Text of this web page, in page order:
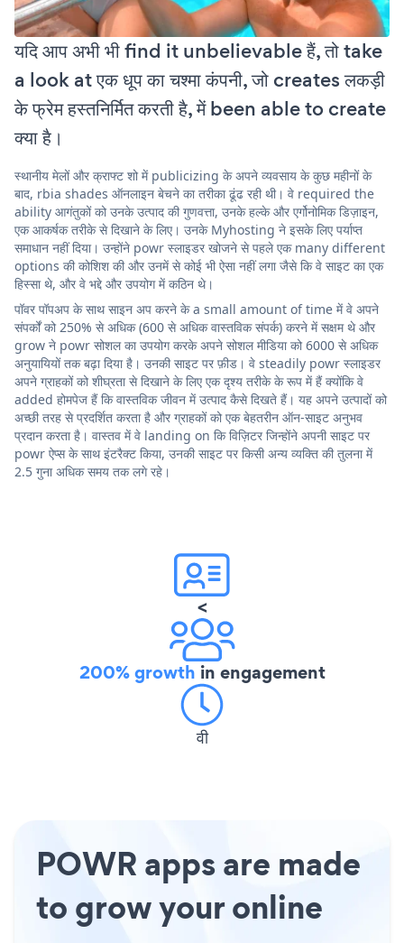
यदि आप अभी भी find it unbelievable हैं, तो take
a look at एक धूप का चश्मा कंपनी, जो creates लकड़ी
के फ्रेम हस्तनिर्मित करती है, में been able to create
क्या है।
स्थानीय मेलों और क्राफ्ट शो में publicizing के अपने व्यवसाय के कुछ महीनों के
बाद, rbia shades ऑनलाइन बेचने का तरीका ढूंढ रही थी। वे required the
ability आगंतुकों को उनके उत्पाद की गुणवत्ता, उनके हल्के और एर्गोनोमिक डिज़ाइन,
एक आकर्षक तरीके से दिखाने के लिए। उनके Myhosting ने इसके लिए पर्याप्त
समाधान नहीं दिया। उन्होंने powr स्लाइडर खोजने से पहले एक many different
options की कोशिश की और उनमें से कोई भी ऐसा नहीं लगा जैसे कि वे साइट का एक
हिस्सा थे, और वे भद्दे और उपयोग में कठिन थे।
पॉवर पॉपअप के साथ साइन अप करने के a small amount of time में वे अपने
संपर्कों को 250% से अधिक (600 से अधिक वास्तविक संपर्क) करने में सक्षम थे और
grow ने powr सोशल का उपयोग करके अपने सोशल मीडिया को 6000 से अधिक
अनुयायियों तक बढ़ा दिया है। उनकी साइट पर फ़ीड। वे steadily powr स्लाइडर
अपने ग्राहकों को शीघ्रता से दिखाने के लिए एक दृश्य तरीके के रूप में हैं क्योंकि वे
added होमपेज हैं कि वास्तविक जीवन में उत्पाद कैसे दिखते हैं। यह अपने उत्पादों को
अच्छी तरह से प्रदर्शित करता है और ग्राहकों को एक बेहतरीन ऑन-साइट अनुभव
प्रदान करता है। वास्तव में वे landing on कि विज़िटर जिन्होंने अपनी साइट पर
powr ऐप्स के साथ इंटरैक्ट किया, उनकी साइट पर किसी अन्य व्यक्ति की तुलना में
2.5 गुना अधिक समय तक लगे रहे।
<
200% growth in engagement
वी
POWR apps are made
to grow your online